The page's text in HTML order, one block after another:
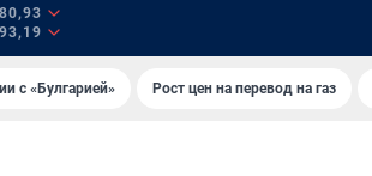
с «Булгарией» Рост цен на перевод на газ